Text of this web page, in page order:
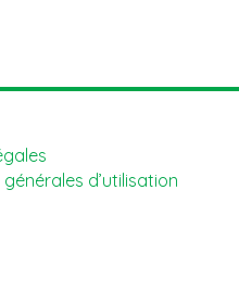
d’utilisation